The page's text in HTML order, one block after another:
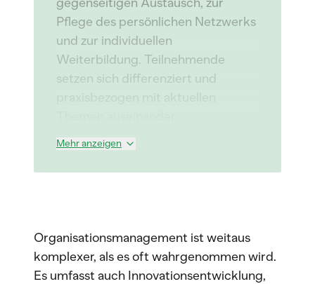
Pflege des persönlichen Netzwerks
und zur individuellen
Weiterbildung. Teilnehmende
setzen sich differenziert und
Mehr anzeigen
Organisationsmanagement ist weitaus
komplexer, als es oft wahrgenommen wird.
Es umfasst auch Innovationsentwicklung,